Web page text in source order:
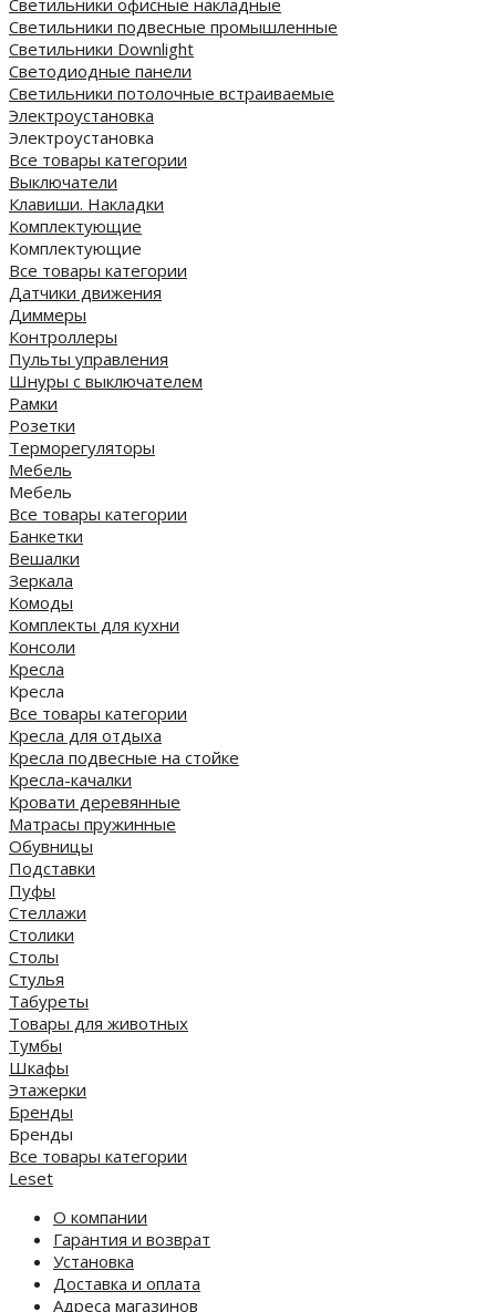
Светильники офисные накладные
Светильники подвесные промышленные
Светильники Downlight
Светодиодные панели
Cветильники потолочные встраиваемые
Электроустановка
Электроустановка
Все товары категории
Выключатели
Клавиши. Накладки
Комплектующие
Комплектующие
Все товары категории
Датчики движения
Диммеры
Контроллеры
Пульты управления
Шнуры с выключателем
Рамки
Розетки
Терморегуляторы
Мебель
Мебель
Все товары категории
Банкетки
Вешалки
Зеркала
Комоды
Комплекты для кухни
Консоли
Кресла
Кресла
Все товары категории
Кресла для отдыха
Кресла подвесные на стойке
Кресла-качалки
Кровати деревянные
Матрасы пружинные
Обувницы
Подставки
Пуфы
Стеллажи
Столики
Столы
Стулья
Табуреты
Товары для животных
Тумбы
Шкафы
Этажерки
Бренды
Бренды
Все товары категории
Leset
О компании
Гарантия и возврат
Установка
Доставка и оплата
Адреса магазинов